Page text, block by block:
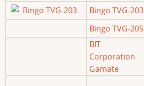
Bingo TVG-203
Bingo TVG-205
BIT
Corporation
Gamate